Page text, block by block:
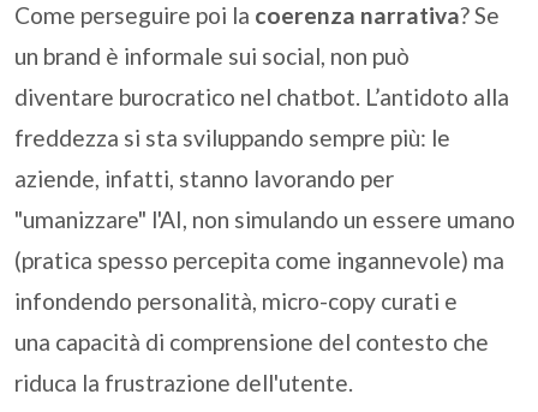
Come perseguire poi la coerenza narrativa? Se
un brand è informale sui social, non può
diventare burocratico nel chatbot. L’antidoto alla
freddezza si sta sviluppando sempre più: le
aziende, infatti, stanno lavorando per
"umanizzare" l'AI, non simulando un essere umano
(pratica spesso percepita come ingannevole) ma
infondendo personalità, micro-copy curati e
una capacità di comprensione del contesto che
riduca la frustrazione dell'utente.